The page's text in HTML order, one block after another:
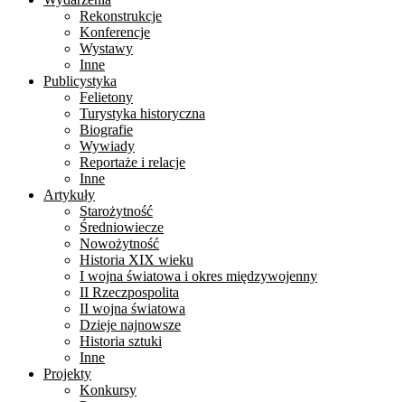
Rekonstrukcje
Konferencje
Wystawy
Inne
Publicystyka
Felietony
Turystyka historyczna
Biografie
Wywiady
Reportaże i relacje
Inne
Artykuły
Starożytność
Średniowiecze
Nowożytność
Historia XIX wieku
I wojna światowa i okres międzywojenny
II Rzeczpospolita
II wojna światowa
Dzieje najnowsze
Historia sztuki
Inne
Projekty
Konkursy